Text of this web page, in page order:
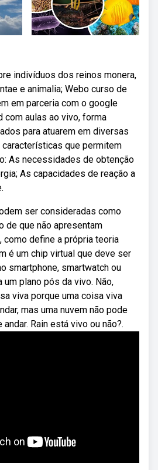
indivíduos dos reinos monera,
e animalia; Webo curso de
em parceria com o google
com aulas ao vivo, forma
para atuarem em diversas
que permitem
As necessidades de obtenção
As capacidades de reação a
ser consideradas como
de que não apresentam
define a própria teoria
é um chip virtual que deve ser
smartphone, smartwatch ou
um plano pós da vivo. Não,
viva porque uma coisa viva
mas uma nuvem não pode
Rain está vivo ou não?.